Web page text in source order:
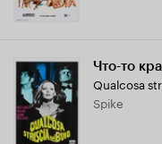
Что-то
Qualcosa
Spike